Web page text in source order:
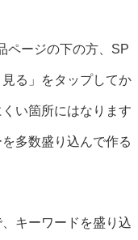
ページの下の方、SP
る」をタップしてか
い箇所にはなります
多数盛り込んで作る
キーワードを盛り込